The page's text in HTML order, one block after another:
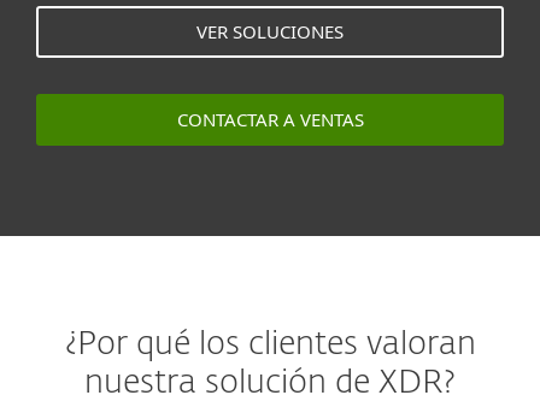
VER SOLUCIONES
CONTACTAR A VENTAS
¿Por qué los clientes valoran
nuestra solución de XDR?